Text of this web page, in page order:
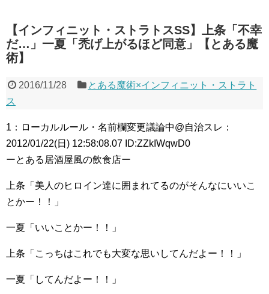
【インフィニット・ストラトスSS】上条「不幸
だ…」一夏「禿げ上がるほど同意」【とある魔
術】
2016/11/28
とある魔術×インフィニット・ストラト
ス
1：ローカルルール・名前欄変更議論中@自治スレ：
2012/01/22(日) 12:58:08.07 ID:ZZkIWqwD0
ーとある居酒屋風の飲食店ー
上条「美人のヒロイン達に囲まれてるのがそんなにいいこ
とかー！！」
一夏「いいことかー！！」
上条「こっちはこれでも大変な思いしてんだよー！！」
一夏「してんだよー！！」